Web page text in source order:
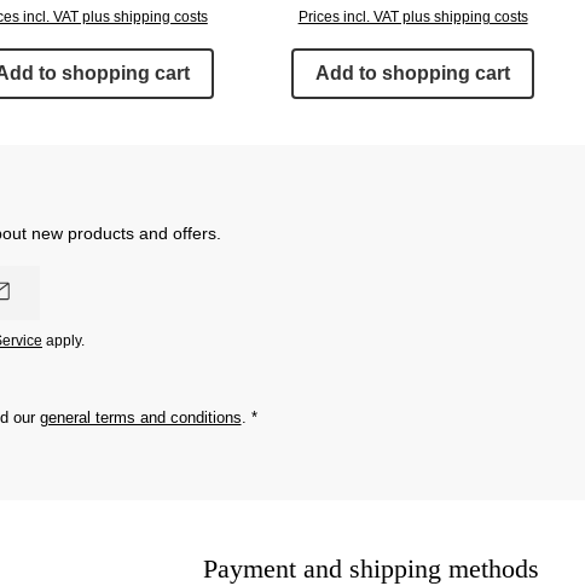
incl. VAT plus shipping costs
to shopping cart
Prices incl. VAT plus shipping costs
Add to shopping cart
new products and offers.
apply.
ourgeneral terms and conditions *
Payment and shipping methods